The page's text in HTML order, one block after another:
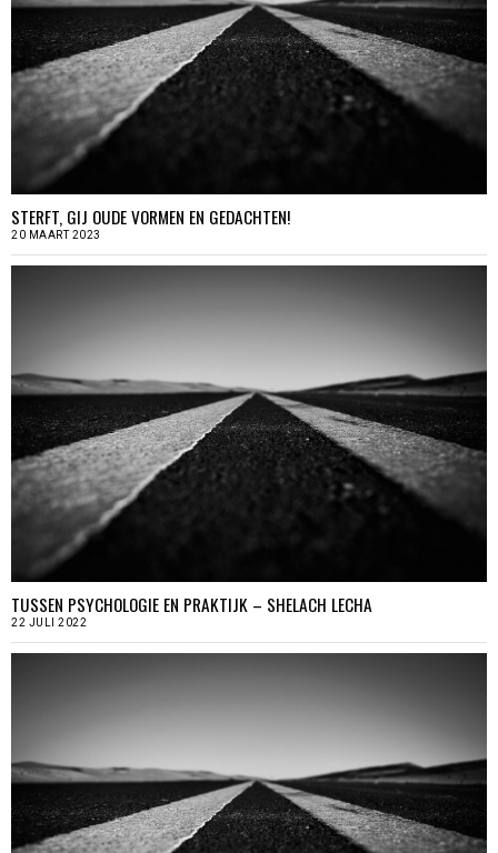
STERFT, GIJ OUDE VORMEN EN GEDACHTEN!
20 MAART 2023
TUSSEN PSYCHOLOGIE EN PRAKTIJK – SHELACH LECHA
22 JULI 2022